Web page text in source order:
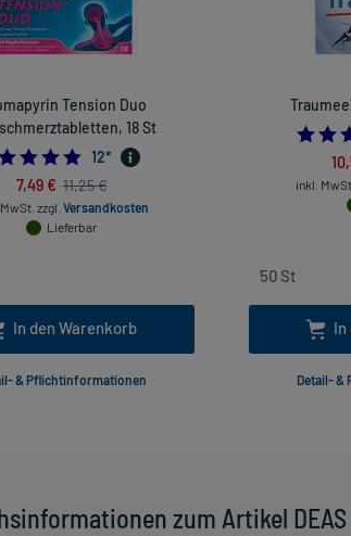
zum Artikel DEAS
Tension Duo
18 St
4.916666666666667
12*
7,49 € 11,25 €
zzgl. Versandkosten
Lieferbar
In den Warenkorb
& Pflichtinformationen
inkl. MwSt.
In
Detail-